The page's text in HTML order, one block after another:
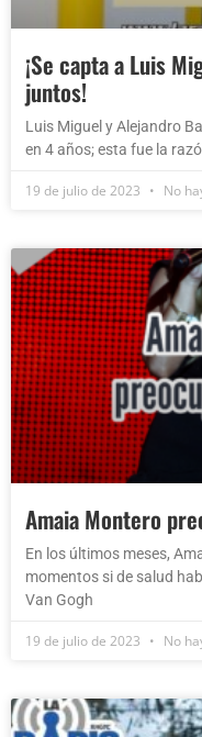
¡Se capta a Luis
juntos!
Luis Miguel y Alejandro
en 4 años; esta fue la
19 de julio de 2023 No
Amaia Montero
En los últimos meses,
momentos si de salud
Van Gogh
19 de julio de 2023 No